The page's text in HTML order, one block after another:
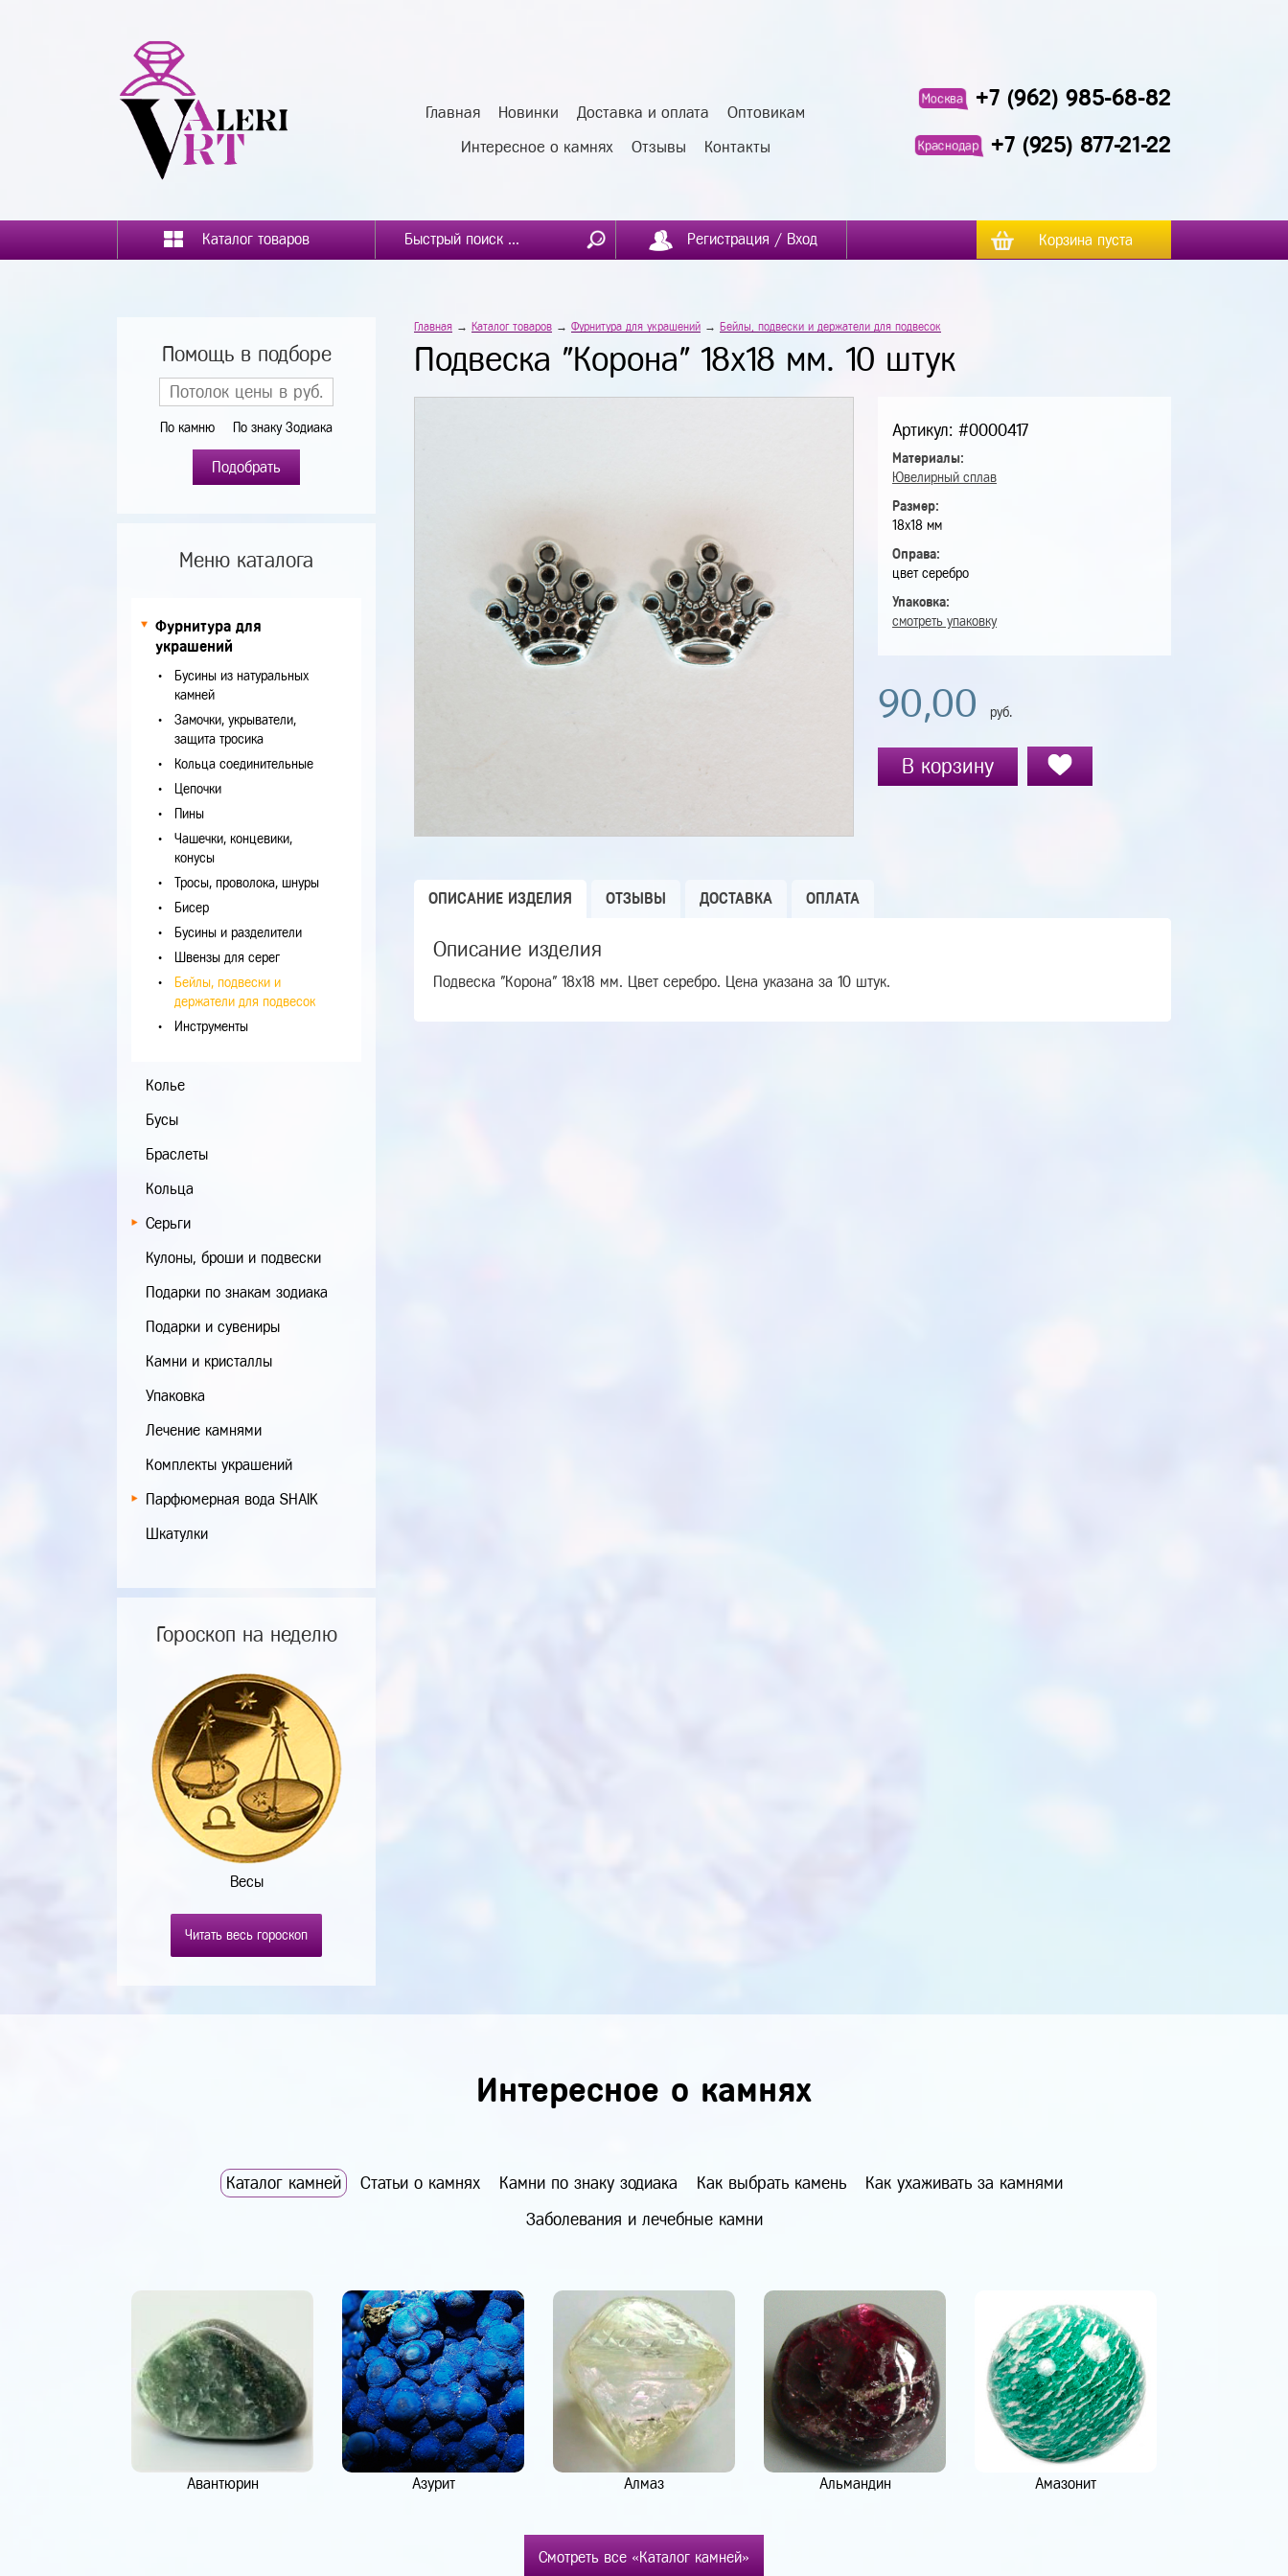
Главная Новинки Доставка и оплата Оптовикам
Интересное о камнях Отзывы Контакты
Москва +7 (962) 985-68-82
Краснодар +7 (925) 877-21-22
Каталог товаров Регистрация / Вход Корзина пуста
Помощь в подборе
По камню По знаку Зодиака
Подобрать
Меню каталога
Фурнитура для
украшений
Бусины из натуральных
камней
Замочки, укрыватели,
защита тросика
Кольца соединительные
Цепочки
Пины
Чашечки, концевики,
конусы
Тросы, проволока, шнуры
Бисер
Бусины и разделители
Швензы для серег
Бейлы, подвески и
держатели для подвесок
Инструменты
Колье
Бусы
Браслеты
Кольца
Серьги
Кулоны, броши и подвески
Подарки по знакам зодиака
Подарки и сувениры
Камни и кристаллы
Упаковка
Лечение камнями
Комплекты украшений
Парфюмерная вода SHAIK
Шкатулки
Гороскоп на неделю
Весы
Читать весь гороскоп
Главная → Каталог товаров → Фурнитура для украшений → Бейлы, подвески и держатели для подвесок
Подвеска "Корона" 18х18 мм. 10 штук
Артикул: #0000417
Материалы:
Ювелирный сплав
Размер:
18х18 мм
Оправа:
цвет серебро
Упаковка:
смотреть упаковку
90,00 руб.
В корзину
ОПИСАНИЕ ИЗДЕЛИЯ ОТЗЫВЫ ДОСТАВКА ОПЛАТА
Описание изделия
Подвеска "Корона" 18х18 мм. Цвет серебро. Цена указана за 10 штук.
Интересное о камнях
Каталог камней Статьи о камнях Камни по знаку зодиака Как выбрать камень Как ухаживать за камнями
Заболевания и лечебные камни
Авантюрин Азурит Алмаз Альмандин Амазонит
Смотреть все «Каталог камней»